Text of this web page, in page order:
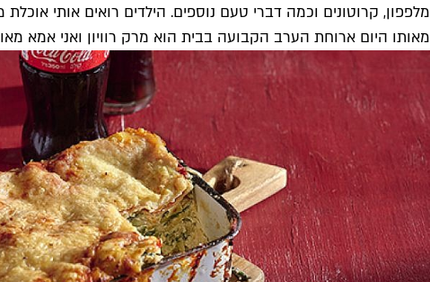
מלפפון, קרוטונים וכמה דברי טעם נוספים. הילדים רואים אותי
מאותו היום ארוחת הערב הקבועה בבית הוא מרק רוויון ואני אמא